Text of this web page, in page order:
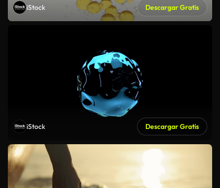
iStock Descargar Gratis
iStock Descargar Gratis